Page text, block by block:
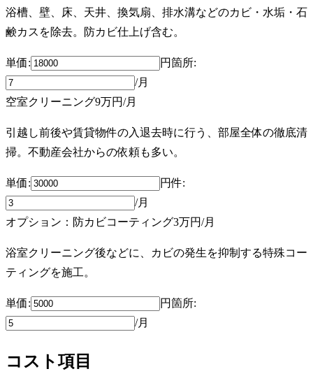
浴槽、壁、床、天井、換気扇、排水溝などのカビ・水垢・石
鹸カスを除去。防カビ仕上げ含む。
単価: 円箇所:
/月
空室クリーニング9万円/月
引越し前後や賃貸物件の入退去時に行う、部屋全体の徹底清
掃。不動産会社からの依頼も多い。
単価: 円件:
/月
オプション：防カビコーティング3万円/月
浴室クリーニング後などに、カビの発生を抑制する特殊コー
ティングを施工。
単価: 円箇所:
/月
コスト項目